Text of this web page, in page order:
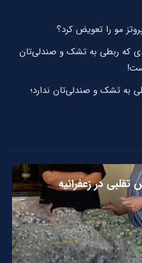
مو را تعویض کرد؟
که ربطی به تشک و صندلی‌تان
به تشک و صندلی‌تان ندارد؛
در زعفرانیه